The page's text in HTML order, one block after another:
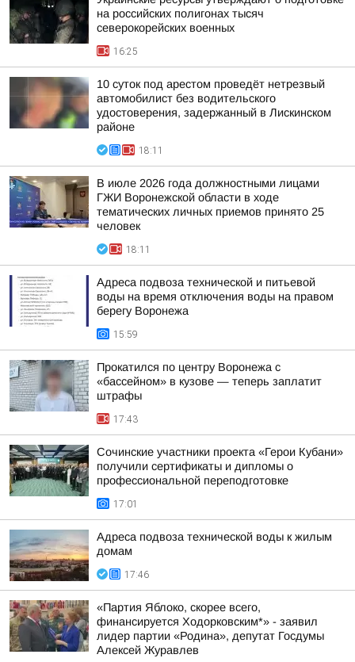
на российских полигонах тысяч
северокорейских военных
16:25
10 суток под арестом проведёт нетрезвый
автомобилист без водительского
удостоверения, задержанный в Лискинском
районе
18:11
В июле 2026 года должностными лицами
ГЖИ Воронежской области в ходе
тематических личных приемов принято 25
человек
18:11
Адреса подвоза технической и питьевой
воды на время отключения воды на правом
берегу Воронежа
15:59
Прокатился по центру Воронежа с
«бассейном» в кузове — теперь заплатит
штрафы
17:43
Сочинские участники проекта «Герои Кубани»
получили сертификаты и дипломы о
профессиональной переподготовке
17:01
Адреса подвоза технической воды к жилым
домам
17:46
«Партия Яблоко, скорее всего,
финансируется Ходорковским*» - заявил
лидер партии «Родина», депутат Госдумы
Алексей Журавлев